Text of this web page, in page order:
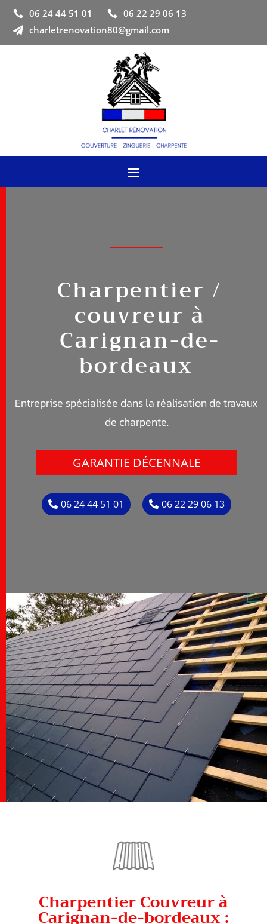
 06 24 44 51 01  06 22 29 06 13
 charletrenovation80@gmail.com
Charpentier /
couvreur à
Carignan-de-
bordeaux
Entreprise spécialisée dans la réalisation de travaux
de charpente.
GARANTIE DÉCENNALE
06 24 44 51 01 06 22 29 06 13
Charpentier Couvreur à
Carignan-de-bordeaux :